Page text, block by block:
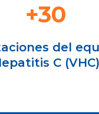
+30
del
C (VHC)